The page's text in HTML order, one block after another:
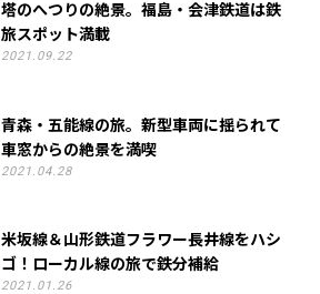
塔のへつりの絶景。福島・会津鉄道は鉄
旅スポット満載
2021.09.22
青森・五能線の旅。新型車両に揺られて
車窓からの絶景を満喫
2021.04.28
米坂線＆山形鉄道フラワー長井線をハシ
ゴ！ローカル線の旅で鉄分補給
2021.01.26